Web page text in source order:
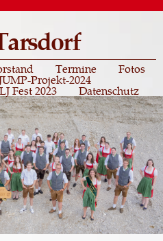
Termine Fotos
Projekt-2024
LJ Fest 2023 Datenschutz